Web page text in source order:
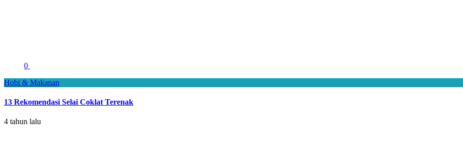
0
Hobi & Makanan
13 Rekomendasi Selai Coklat Terenak
4 tahun lalu